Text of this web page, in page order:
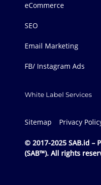
eCommerce
SEO
Email Marketing
FB/ Instagram Ads
White Label Services
Sitemap Privacy
© 2017-2025 SAB.id –
(SAB™). All rights